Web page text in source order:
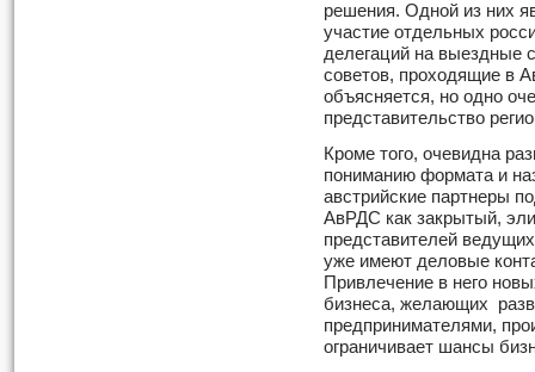
решения. Одной из них
участие отдельных
делегаций на выездные
советов, проходящие в
объясняется, но одно
представительство
Кроме того, очевидна
пониманию формата и
австрийские партнеры
АвРДС как закрытый,
представителей
уже имеют деловые
Привлечение в него
бизнеса, желающих
предпринимателями,
ограничивает шансы